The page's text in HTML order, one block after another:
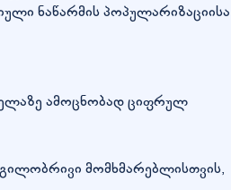
ნაწარმის პოპულარიზაციისა
ამოცნობად ციფრულ
მომხმარებლისთვის,